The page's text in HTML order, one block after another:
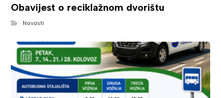
Obavijest o reciklažnom dvorištu
Novosti